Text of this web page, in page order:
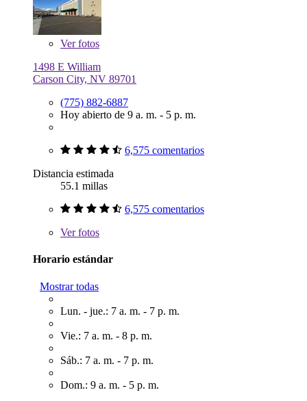
Verfotos
1498 E William
Carson City, NV 89701
(775) 882-6887
Hoy abierto de 9 a. m. - 5 p. m.
6,575 comentarios
Distancia estimada
55.1 millas
6,575 comentarios
Verfotos
Horario estándar
Mostrar todas
Lun. - jue.: 7 a. m. - 7 p. m.
Vie.: 7 a. m. - 8 p. m.
Sáb.: 7 a. m. - 7 p. m.
Dom.: 9 a. m. - 5 p. m.